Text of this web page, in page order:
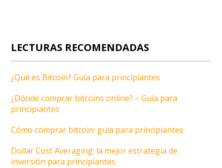
LECTURAS RECOMENDADAS
¿Qué es Bitcoin? Guía para principiantes
¿Dónde comprar bitcoins online? – Guía para
principiantes
Cómo comprar bitcoin: guía para principiantes
Dollar Cost Averaging: la mejor estrategia de
inversión para principiantes